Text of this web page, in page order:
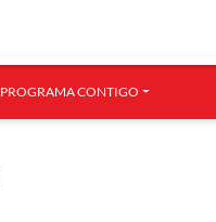
PROGRAMA CONTIGO